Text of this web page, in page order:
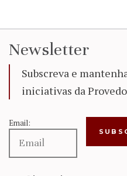
Newsletter
Subscreva e
iniciativas da
Email: